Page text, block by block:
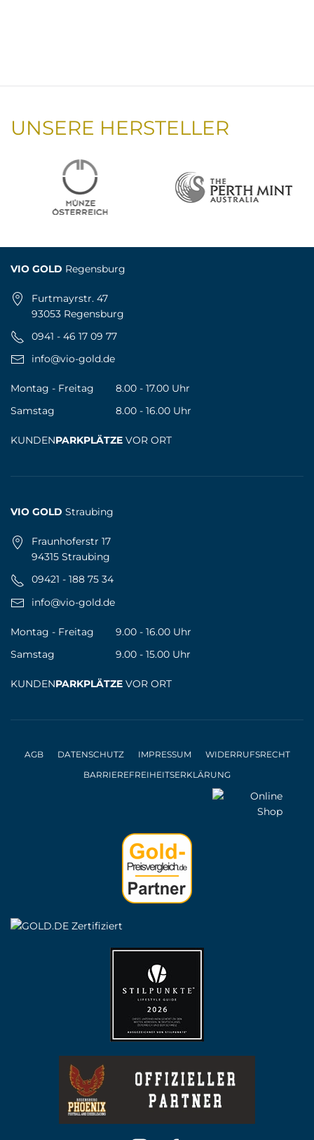
UNSERE HERSTELLER
VIO GOLD Regensburg
Furtmayrstr. 47
93053 Regensburg
0941 - 46 17 09 77
info@vio-gold.de
Montag - Freitag
8.00 - 17.00 Uhr
Samstag
8.00 - 16.00 Uhr
KUNDENPARKPLÄTZE VOR ORT
VIO GOLD Straubing
Fraunhoferstr 17
94315 Straubing
09421 - 188 75 34
info@vio-gold.de
Montag - Freitag
9.00 - 16.00 Uhr
Samstag
9.00 - 15.00 Uhr
KUNDENPARKPLÄTZE VOR ORT
AGB DATENSCHUTZ IMPRESSUM
WIDERRUFSRECHT
BARRIEREFREIHEITSERKLÄRUNG